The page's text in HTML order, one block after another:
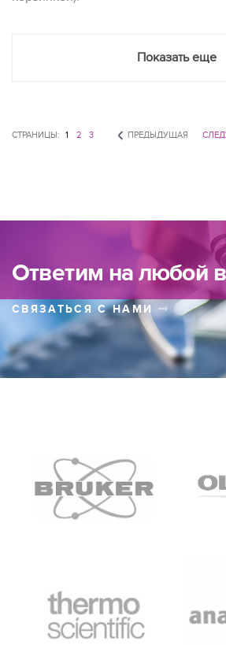
Показать еще
СТРАНИЦЫ: 1 2 3 ПРЕДЫДУЩАЯ
Ответим на любой
СВЯЗАТЬСЯ С НАМИ